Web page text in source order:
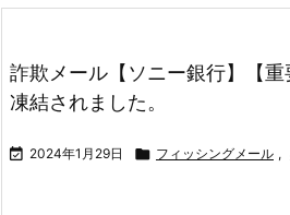
詐欺メール【ソニー銀行】【
凍結されました。
 2024年1月29日  フィッシングメール ,